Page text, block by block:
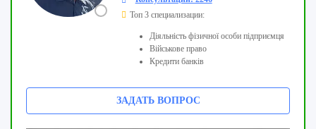
Топ 3 специализации:
Діяльність фізичної особи підприємця
Військове право
Кредити банків
ЗАДАТЬ ВОПРОС